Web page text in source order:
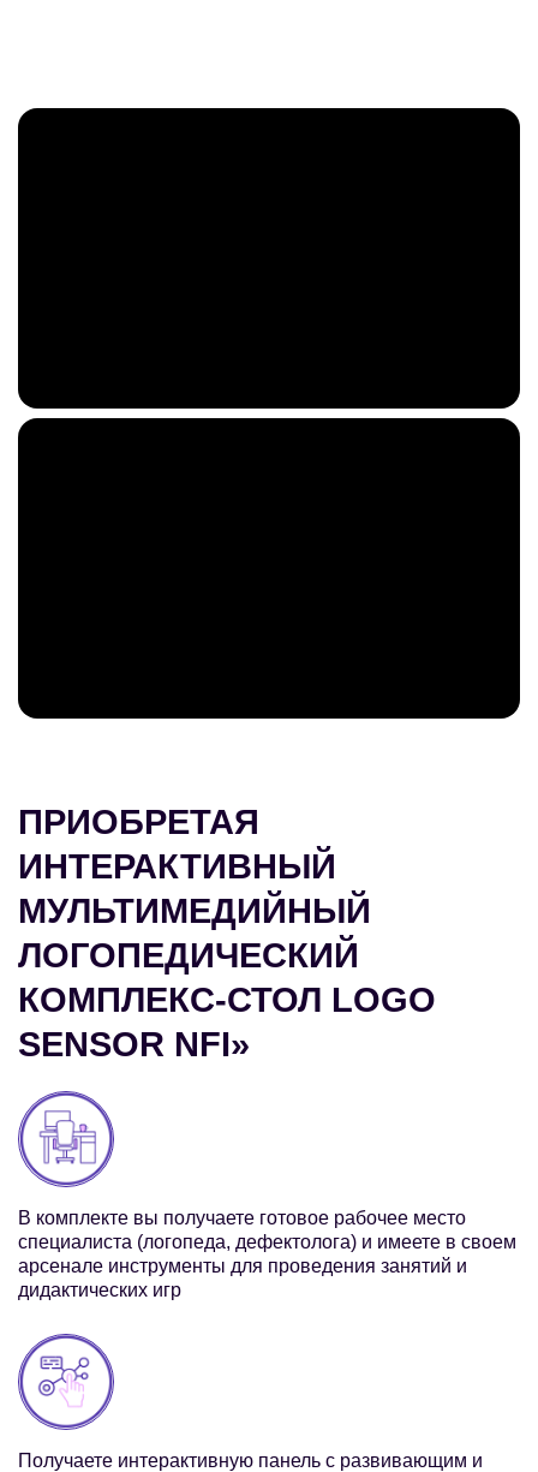
ПРИОБРЕТАЯ
ИНТЕРАКТИВНЫЙ
МУЛЬТИМЕДИЙНЫЙ
ЛОГОПЕДИЧЕСКИЙ
КОМПЛЕКС-СТОЛ LOGO
SENSOR NFI»
В комплекте вы получаете готовое рабочее место
специалиста (логопеда, дефектолога) и имеете в своем
арсенале инструменты для проведения занятий и
дидактических игр
Получаете интерактивную панель с развивающим и